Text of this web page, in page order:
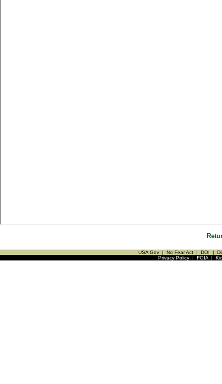
USA Gov | No Fear Act | DOI |
Privacy Policy| FOIA|